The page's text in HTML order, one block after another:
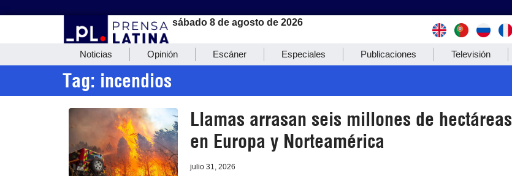
sábado 8 de agosto de 2026
Noticias Opinión Escáner Especiales Publicaciones Televisión
Tag: incendios
Llamas arrasan seis millones de hectáreas
en Europa y Norteamérica
julio 31, 2026